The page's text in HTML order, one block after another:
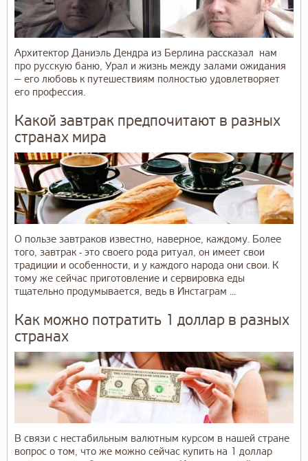
Архитектор Даниэль Дендра из Берлина рассказал нам
про русскую баню, Урал и жизнь между залами ожидания
— его любовь к путешествиям полностью удовлетворяет
его профессия.
Какой завтрак предпочитают в разных
странах мира
О пользе завтраков известно, наверное, каждому. Более
того, завтрак - это своего рода ритуал, он имеет свои
традиции и особенности, и у каждого народа они свои. К
тому же сейчас приготовление и сервировка еды
тщательно продумывается, ведь в Инстаграм ...
Как можно потратить 1 доллар в разных
странах
В связи с нестабильным валютным курсом в нашей стране
вопрос о том, что же можно сейчас купить на 1 доллар